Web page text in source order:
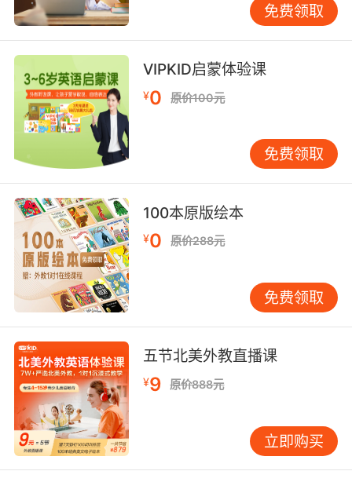
举子例子来说“at”的读音是其中的“a”发出来的短
元音的音，那么老师就会在同一节课中教“at、
bat、cat、fat、hat、mat、pat、rat、sat”等相
同发音的单词，然后让学生们理解这些单词的意
思和发音规律，同样当他们看到“chat”这个单词
的时候就直接可以读出来了。
美国小学英语的学习和国内的教学方式是不太一
样的，但其实只要找到学习的规律和学习方法，
无论是学习英语还是学习中文都不是什么难事。
免费领取
VIPKID启蒙体验课
¥0 原价100元
免费领取
100本原版绘本
¥0 原价288元
免费领取
五节北美外教直播课
¥9 原价888元
立即购买